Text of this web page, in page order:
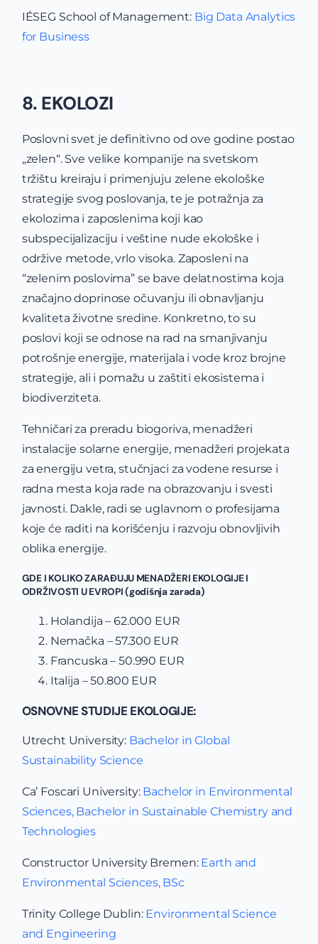
IÉSEG School of Management: Big Data Analytics
for Business
8. EKOLOZI
Poslovni svet je definitivno od ove godine postao
„zelen“. Sve velike kompanije na svetskom
tržištu kreiraju i primenjuju zelene ekološke
strategije svog poslovanja, te je potražnja za
ekolozima i zaposlenima koji kao
subspecijalizaciju i veštine nude ekološke i
održive metode, vrlo visoka. Zaposleni na
“zelenim poslovima” se bave delatnostima koja
značajno doprinose očuvanju ili obnavljanju
kvaliteta životne sredine. Konkretno, to su
poslovi koji se odnose na rad na smanjivanju
potrošnje energije, materijala i vode kroz brojne
strategije, ali i pomažu u zaštiti ekosistema i
biodiverziteta.
Tehničari za preradu biogoriva, menadžeri
instalacije solarne energije, menadžeri projekata
za energiju vetra, stučnjaci za vodene resurse i
radna mesta koja rade na obrazovanju i svesti
javnosti. Dakle, radi se uglavnom o profesijama
koje će raditi na korišćenju i razvoju obnovljivih
oblika energije.
GDE I KOLIKO ZARAĐUJU MENADŽERI EKOLOGIJE I
ODRŽIVOSTI U EVROPI (godišnja zarada)
Holandija – 62.000 EUR
Nemačka – 57.300 EUR
Francuska – 50.990 EUR
Italija – 50.800 EUR
OSNOVNE STUDIJE EKOLOGIJE:
Utrecht University: Bachelor in Global
Sustainability Science
Ca’ Foscari University: Bachelor in Environmental
Sciences, Bachelor in Sustainable Chemistry and
Technologies
Constructor University Bremen: Earth and
Environmental Sciences, BSc
Trinity College Dublin: Environmental Science
and Engineering